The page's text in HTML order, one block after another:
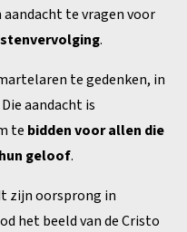
aandacht te vragen voor
.
te gedenken, in
aandacht is
te bidden voor allen die
geloof.
zijn oorsprong in
het beeld van de Cristo